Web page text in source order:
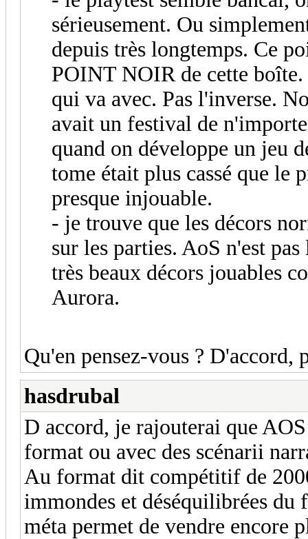
sérieusement. Ou
depuis très longtemps. Ce
POINT NOIR de cette
qui va avec. Pas l'inverse.
avait un festival de
quand on développe un jeu
tome était plus cassé que le
presque injouable.
- je trouve que les décors
sur les parties. AoS n'est
très beaux décors jouables
Aurora.
Qu'en pensez-vous ? D'accord,
hasdrubal
D accord, je rajouterai que
format ou avec des scénarii
Au format dit compétitif de
immondes et déséquilibrées
méta permet de vendre encore